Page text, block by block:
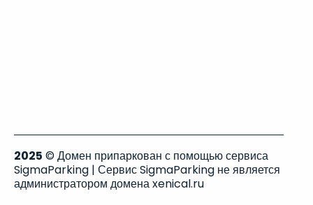
2025 © Домен припаркован с помощью сервиса
SigmaParking | Сервис SigmaParking не является
администратором домена xenical.ru